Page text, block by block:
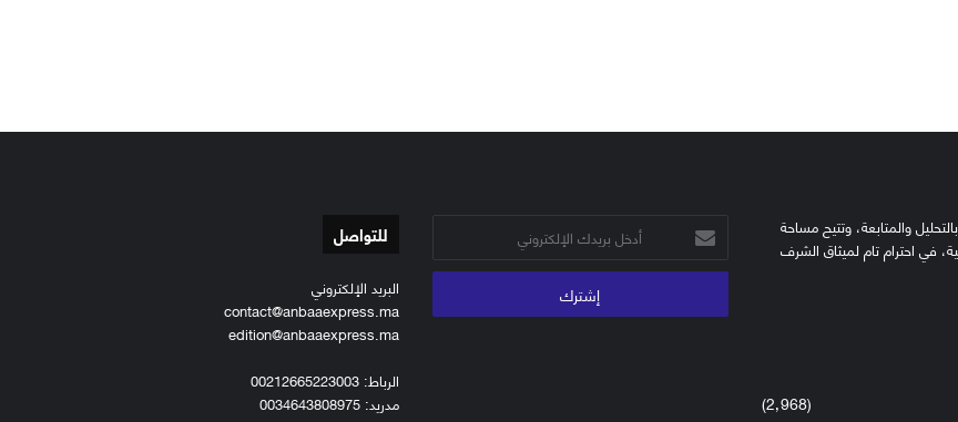
والمتابعة، وتتيح مساحة
في احترام تام لميثاق الشرف
(2٬968)
أدخل
بريدك
الإلكتروني
للتواصل
البريد الإلكتروني
contact@anbaaexpress.ma
edition@anbaaexpress.ma
الرباط: 00212665223003
مدريد: 0034643808975